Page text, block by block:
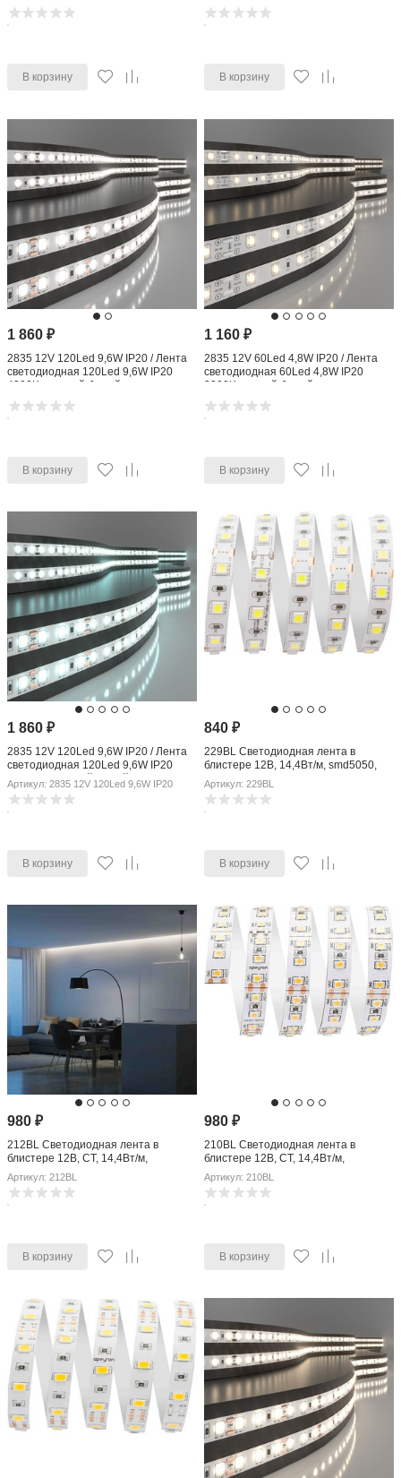
В корзину В корзину
1 860₽
2835 12V 120Led 9,6W IP20 / Лента
светодиодная 120Led 9,6W IP20
4200K дневной белый
В корзину
1 160 ₽
2835 12V 60Led 4,8W IP20 / Лента
светодиодная 60Led 4,8W IP20
3300K теплый белый
В корзину
1 860₽
2835 12V 120Led 9,6W IP20 / Лента
светодиодная 120Led 9,6W IP20
6500K холодный белый
Артикул: 2835 12V 120Led 9,6W IP20
В корзину
840 ₽
229BL Светодиодная лента в
блистере 12В, 14,4Вт/м, smd5050,
60д/м, IP20, 700Лм/м,подложка 10мм,
3м,
Артикул: 229BL
В корзину
980₽
212BL Светодиодная лента в
блистере 12В, СТ, 14,4Вт/м,
smd2835, 120д/м, IP20, 1400Лм/
м,подложка 10мм
Артикул: 212BL
В корзину
980 ₽
210BL Светодиодная лента в
блистере 12В, СТ, 14,4Вт/м,
smd2835, 120д/м, IP20, 1400Лм/
м,подложка 10мм
Артикул: 210BL
В корзину